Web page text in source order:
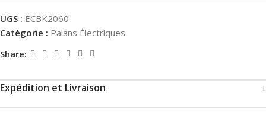
UGS : ECBK2060
Catégorie : Palans Électriques
Share:
Expédition et Livraison